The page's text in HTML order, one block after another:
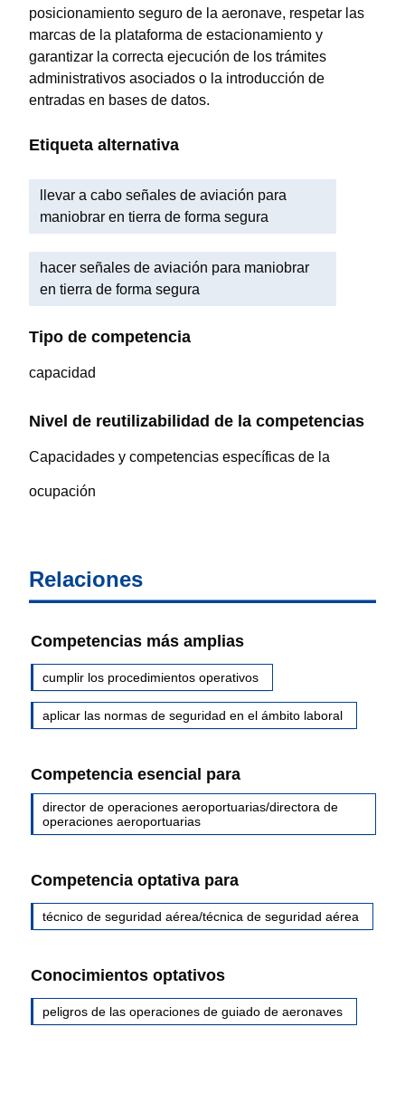
posicionamiento seguro de la aeronave, respetar las
marcas de la plataforma de estacionamiento y
garantizar la correcta ejecución de los trámites
administrativos asociados o la introducción de
entradas en bases de datos.
Etiqueta alternativa
llevar a cabo señales de aviación para
maniobrar en tierra de forma segura
hacer señales de aviación para maniobrar
en tierra de forma segura
Tipo de competencia
capacidad
Nivel de reutilizabilidad de la competencias
Capacidades y competencias específicas de la
ocupación
Relaciones
Competencias más amplias
cumplir los procedimientos operativos
aplicar las normas de seguridad en el ámbito laboral
Competencia esencial para
director de operaciones aeroportuarias/directora de
operaciones aeroportuarias
Competencia optativa para
técnico de seguridad aérea/técnica de seguridad aérea
Conocimientos optativos
peligros de las operaciones de guiado de aeronaves